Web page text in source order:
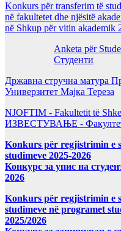
Konkurs për transferim të
në fakultetet dhe njësitë
në Shkup për vitin akademik
Anketa për
Студенти
Државна стручна матура
Универзитет Мајка Тереза
NJOFTIM - Fakultetit të
ИЗВЕСТУВАЊЕ -
Konkurs për regjistrimin e
studimeve 2025-2026
Конкурс за упис на
2026
Konkurs për regjistrimin e
studimeve në programet
2025/2026